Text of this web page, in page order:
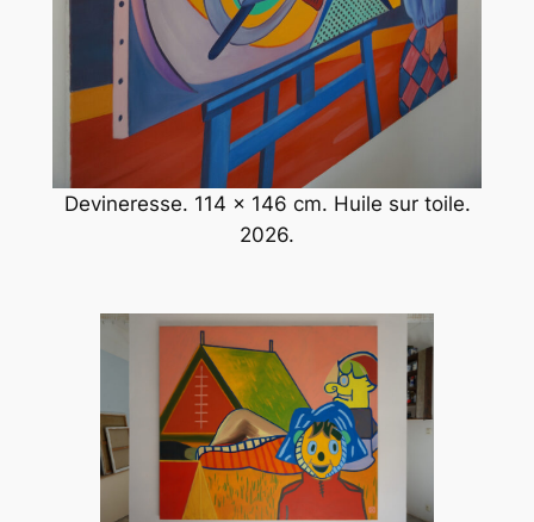
Devineresse. 114 x 146 cm. Huile sur toile.
2026.